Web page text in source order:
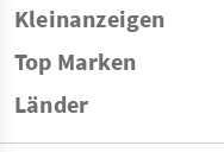
Kleinanzeigen
Top Marken
Länder